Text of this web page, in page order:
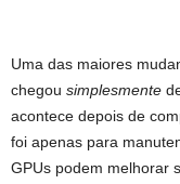
Uma das maiores
chegou simplesmente
acontece depois de
foi apenas para
GPUs podem melhorar